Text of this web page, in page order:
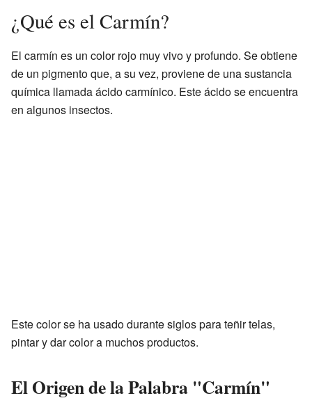
¿Qué es el Carmín?
El carmín es un color rojo muy vivo y profundo. Se obtiene
de un pigmento que, a su vez, proviene de una sustancia
química llamada ácido carmínico. Este ácido se encuentra
en algunos insectos.
Este color se ha usado durante siglos para teñir telas,
pintar y dar color a muchos productos.
El Origen de la Palabra "Carmín"